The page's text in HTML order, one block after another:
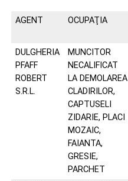
AGENT OCUPAŢIA
DULGHERIA
PFAFF
ROBERT
S.R.L.
MUNCITOR
NECALIFICAT
LA DEMOLAREA
CLADIRILOR,
CAPTUSELI
ZIDARIE, PLACI
MOZAIC,
FAIANTA,
GRESIE,
PARCHET